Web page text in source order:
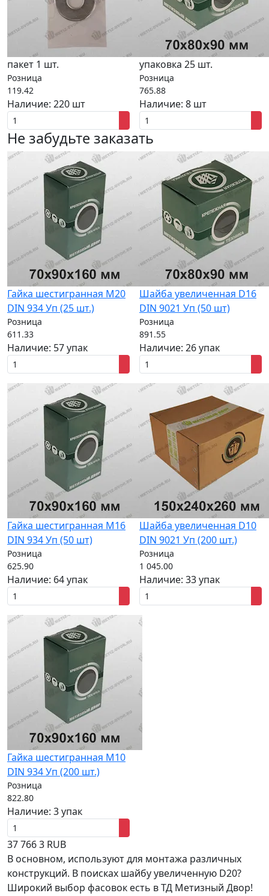
пакет 1 шт.
Розница
119.42
Наличие: 220 шт
упаковка 25 шт.
Розница
765.88
Наличие: 8 шт
Не забудьте заказать
Гайка шестигранная M20
DIN 934 Уп (25 шт.)
Розница
611.33
Наличие: 57 упак
Шайба увеличенная D16
DIN 9021 Уп (50 шт)
Розница
891.55
Наличие: 26 упак
Гайка шестигранная M16
DIN 934 Уп (50 шт)
Розница
625.90
Наличие: 64 упак
Шайба увеличенная D10
DIN 9021 Уп (200 шт.)
Розница
1 045.00
Наличие: 33 упак
Гайка шестигранная M10
DIN 934 Уп (200 шт.)
Розница
822.80
Наличие: 3 упак
377663 RUB
В основном, используют для монтажа различных
конструкций. В поисках шайбу увеличенную D20?
Широкий выбор фасовок есть в ТД Метизный Двор!